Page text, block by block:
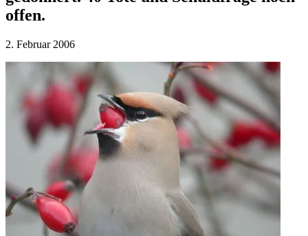
offen.
2. Februar 2006